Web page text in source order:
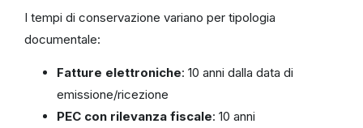
I tempi di conservazione variano per tipologia
documentale:
Fatture elettroniche: 10 anni dalla data di
emissione/ricezione
PEC con rilevanza fiscale: 10 anni